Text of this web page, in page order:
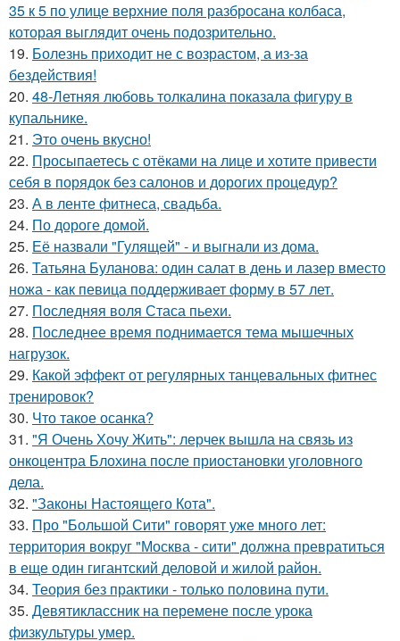
35 к 5 по улице верхние поля разбросана колбаса,
которая выглядит очень подозрительно.
19. Болезнь приходит не с возрастом, а из-за
бездействия!
20. 48-Летняя любовь толкалина показала фигуру в
купальнике.
21. Это очень вкусно!
22. Просыпаетесь с отёками на лице и хотите привести
себя в порядок без салонов и дорогих процедур?
23. А в ленте фитнеса, свадьба.
24. По дороге домой.
25. Её назвали "Гулящей" - и выгнали из дома.
26. Татьяна Буланова: один салат в день и лазер вместо
ножа - как певица поддерживает форму в 57 лет.
27. Последняя воля Стаса пьехи.
28. Последнее время поднимается тема мышечных
нагрузок.
29. Какой эффект от регулярных танцевальных фитнес
тренировок?
30. Что такое осанка?
31. "Я Очень Хочу Жить": лерчек вышла на связь из
онкоцентра Блохина после приостановки уголовного
дела.
32. "Законы Настоящего Кота".
33. Про "Большой Сити" говорят уже много лет:
территория вокруг "Москва - сити" должна превратиться
в еще один гигантский деловой и жилой район.
34. Теория без практики - только половина пути.
35. Девятиклассник на перемене после урока
физкультуры умер.